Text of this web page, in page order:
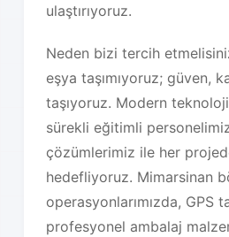
ulaştırıyoruz.
Neden bizi tercih
eşya taşımıyoruz; güven,
taşıyoruz. Modern
sürekli eğitimli
çözümlerimiz ile her
hedefliyoruz. Mimarsinan
operasyonlarımızda, GPS
profesyonel ambalaj